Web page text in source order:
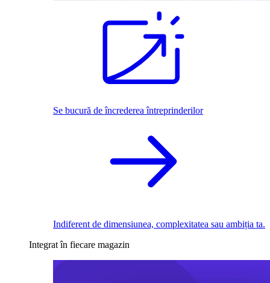
Se bucură de încrederea întreprinderilor
Indiferent de dimensiunea, complexitatea sau ambiția ta.
Integrat în fiecare magazin